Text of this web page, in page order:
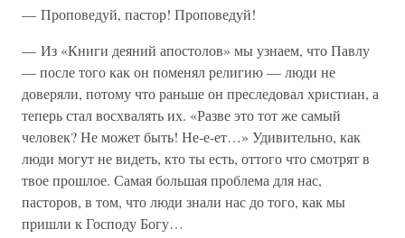
— Проповедуй, пастор! Проповедуй!
— Из «Книги деяний апостолов» мы узнаем, что Павлу
— после того как он поменял религию — люди не
доверяли, потому что раньше он преследовал христиан, а
теперь стал восхвалять их. «Разве это тот же самый
человек? Не может быть! Не-е-ет…» Удивительно, как
люди могут не видеть, кто ты есть, оттого что смотрят в
твое прошлое. Самая большая проблема для нас,
пасторов, в том, что люди знали нас до того, как мы
пришли к Господу Богу…